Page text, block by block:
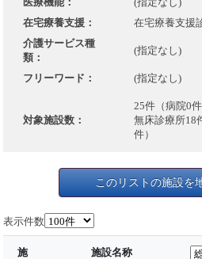
在宅療養支援：
在宅療養支援
介護サービス種
類：
(指定なし)
フリーワード： (指定なし)
対象施設数：
25件（病院0
無床診療所18
件）
このリストの施設を
表示件数
施
施設名称